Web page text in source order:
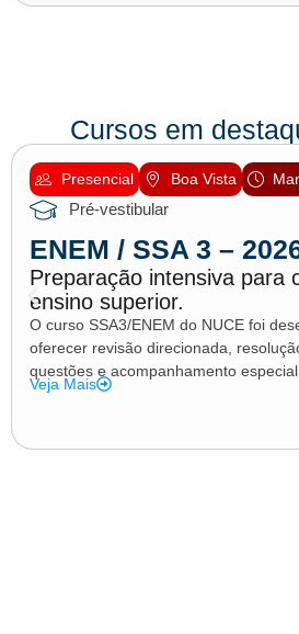
Cursos em
Presencial Boa Vista
Pré-vestibular
ENEM / SSA 3 –
Preparação intensiva para
ensino superior.
O curso SSA3/ENEM do NUCE foi
oferecer revisão direcionada,
questões e acompanhamento
Veja Mais